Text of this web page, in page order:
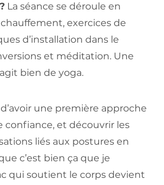
La séance se déroule en
exercices de
d’installation dans le
et méditation. Une
bien de yoga.
une première approche
confiance, et découvrir les
liés aux postures en
c’est bien ça que je
qui soutient le corps devient